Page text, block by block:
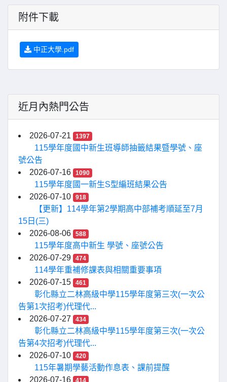
附件下載
中正大學.pdf
近月內熱門公告
2026-07-21 1397
115學年度國中新生班導師抽籤結果暨學號、座
號公告
2026-07-16
1090
115學年度國一新生S型編班結果公告
2026-07-10
918
【更新】114學年第2學期高中部補考順延至7月
15日(三)
2026-08-06
588
115學年度高中新生 學號、座號公告
2026-07-29
474
114學年重補修課表與相關重要事項
2026-07-15
461
彰化縣立二林高級中學115學年度第三次(一次公
告第1次招考)代理代...
2026-07-27
434
彰化縣立二林高級中學115學年度第三次(一次公
告第4次招考)代理代...
2026-07-10
420
115年暑期學藝活動作息表、課前提醒
2026-07-16
414